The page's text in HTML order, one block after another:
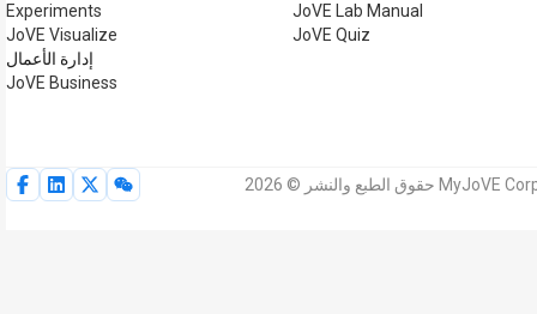
Experiments
JoVE Visualize
إدارة الأعمال
JoVE Business
JoVE Lab Manual
JoVE Quiz